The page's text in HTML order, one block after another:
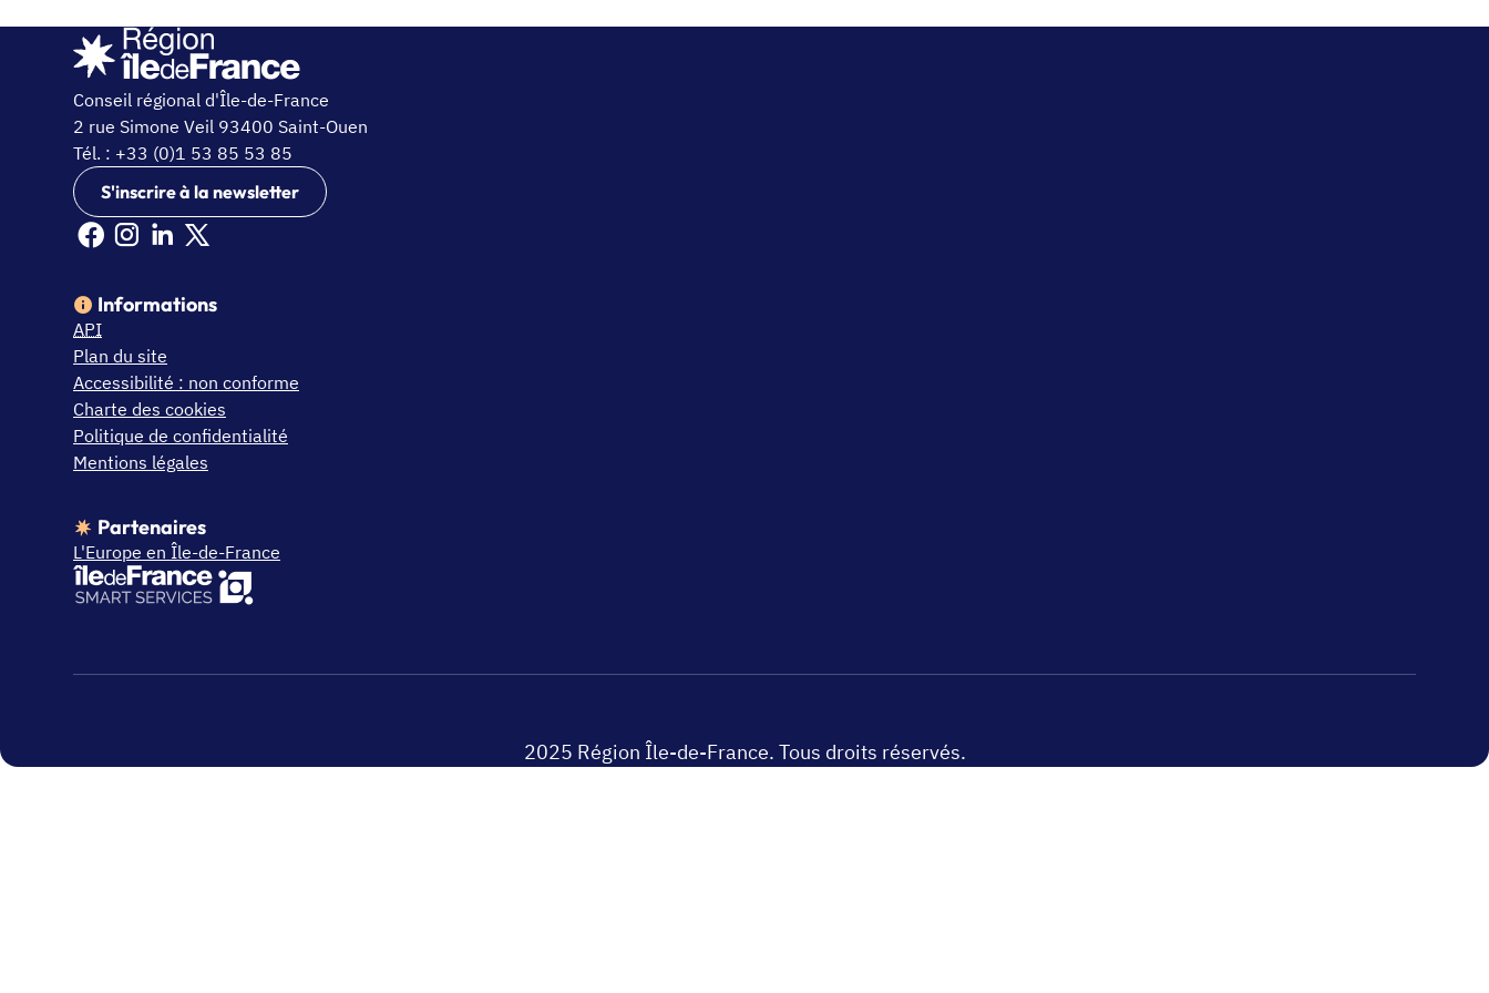
Conseil régional d'Île-de-France
2 rue Simone Veil 93400 Saint-Ouen
Tél. : +33 (0)1 53 85 53 85
S'inscrire à la newsletter
Facebook Ile de France (nouvelle fenêtre)
Instagram Ile de France (nouvelle fenêtre)
Linkedin Ile de France (nouvelle fenêtre)
X Ile de France (nouvelle fenêtre)
Informations
API
Plan du site
Accessibilité : non conforme
Charte des cookies
Politique de confidentialité
Mentions légales
Partenaires
L'Europe en Île-de-France
2025 Région Île-de-France. Tous droits réservés.